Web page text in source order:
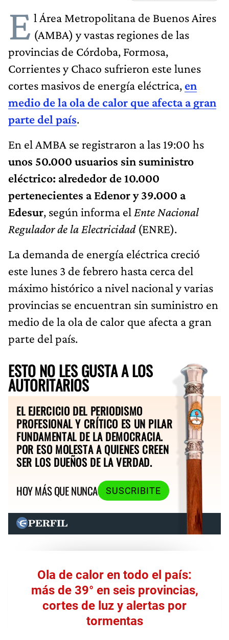
E l Área Metropolitana de Buenos Aires
(AMBA) y vastas regiones de las
provincias de Córdoba, Formosa,
Corrientes y Chaco sufrieron este lunes
cortes masivos de energía eléctrica, en
medio de la ola de calor que afecta a gran
parte del país.
En el AMBA se registraron a las 19:00 hs
unos 50.000 usuarios sin suministro
eléctrico: alrededor de 10.000
pertenecientes a Edenor y 39.000 a
Edesur, según informa el Ente Nacional
Regulador de la Electricidad(ENRE).
La demanda de energía eléctrica creció
este lunes 3 de febrero hasta cerca del
máximo histórico a nivel nacional y varias
provincias se encuentran sin suministro en
medio de la ola de calor que afecta a gran
parte del país.
ESTO NO LES GUSTA A LOS
AUTORITARIOS
EL EJERCICIO DEL PERIODISMO
PROFESIONAL Y CRÍTICO ES UN PILAR
FUNDAMENTAL DE LA DEMOCRACIA.
POR ESO MOLESTA A QUIENES CREEN
SER LOS DUEÑOS DE LA VERDAD.
HOY MÁS QUE NUNCA
SUSCRIBITE
Ola de calor en todo el país:
más de 39° en seis provincias,
cortes de luz y alertas por
tormentas